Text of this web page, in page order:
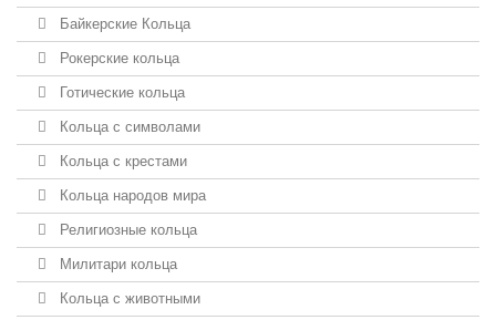
Байкерские Кольца
Рокерские кольца
Готические кольца
Кольца с символами
Кольца с крестами
Кольца народов мира
Религиозные кольца
Милитари кольца
Кольца с животными